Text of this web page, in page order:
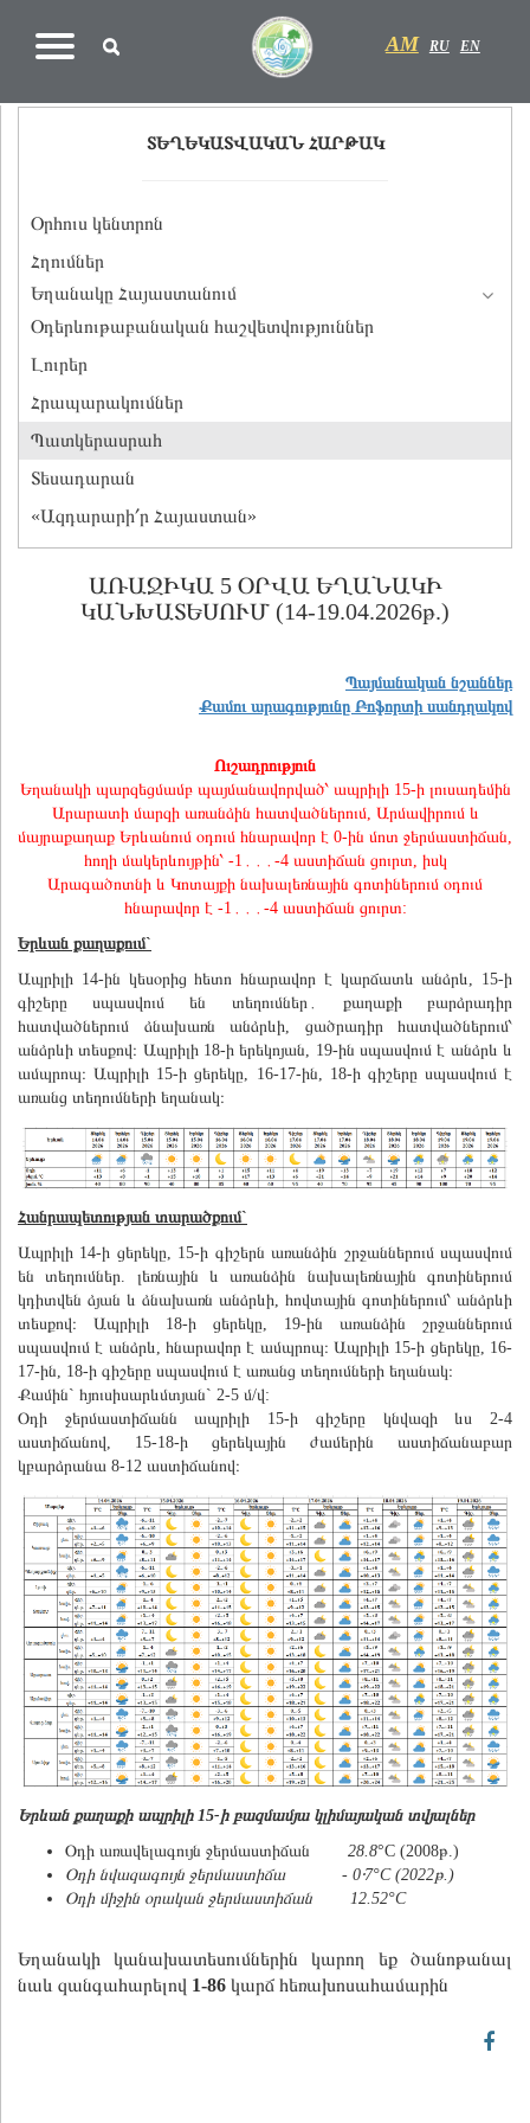
AM RU EN
ՏԵՂԵԿԱՏՎԱԿԱՆ ՀԱՐԹԱԿ
Օրհուս կենտրոն
Հղումներ
Եղանակը Հայաստանում
Օդերևութաբանական հաշվետվություններ
Լուրեր
Հրապարակումներ
Պատկերասրահ
Տեսադարան
«Ազդարարի՛ր Հայաստան»
ԱՌԱՋԻԿԱ 5 ՕՐՎԱ ԵՂԱՆԱԿԻ
ԿԱՆԽԱՏԵՍՈՒՄ (14-19.04.2026թ.)
Պայմանական նշաններ
Քամու արագությունը Բոֆորտի սանդղակով
Ուշադրություն
Եղանակի պարզեցմամբ պայմանավորված՝ ապրիլի 15-ի լուսադեմին
Արարատի մարզի առանձին հատվածներում, Արմավիրում և
մայրաքաղաք Երևանում օդում հնարավոր է 0-ին մոտ ջերմաստիճան,
հողի մակերևույթին՝ -1․․․-4 աստիճան ցուրտ, իսկ
Արագածոտնի և Կոտայքի նախալեռնային գոտիներում օդում
հնարավոր է -1․․․-4 աստիճան ցուրտ:
Երևան քաղաքում`
Ապրիլի 14-ին կեսօրից հետո հնարավոր է կարճատև անձրև, 15-ի
գիշերը սպասվում են տեղումներ․ քաղաքի բարձրադիր
հատվածներում ձնախառն անձրևի, ցածրադիր հատվածներում՝
անձրևի տեսքով։ Ապրիլի 18-ի երեկոյան, 19-ին սպասվում է անձրև և
ամպրոպ։ Ապրիլի 15-ի ցերեկը, 16-17-ին, 18-ի գիշերը սպասվում է
առանց տեղումների եղանակ։
Հանրապետության տարածքում`
Ապրիլի 14-ի ցերեկը, 15-ի գիշերն առանձին շրջաններում սպասվում
են տեղումներ. լեռնային և առանձին նախալեռնային գոտիներում
կդիտվեն ձյան և ձնախառն անձրևի, հովտային գոտիներում՝ անձրևի
տեսքով։ Ապրիլի 18-ի ցերեկը, 19-ին առանձին շրջաններում
սպասվում է անձրև, հնարավոր է ամպրոպ։ Ապրիլի 15-ի ցերեկը, 16-
17-ին, 18-ի գիշերը սպասվում է առանց տեղումների եղանակ։
Քամին` հյուսիսարևմտյան` 2-5 մ/վ:
Օդի ջերմաստիճանն ապրիլի 15-ի գիշերը կնվազի ևս 2-4
աստիճանով, 15-18-ի ցերեկային ժամերին աստիճանաբար
կբարձրանա 8-12 աստիճանով։
Երևան քաղաքի ապրիլի 15-ի բազմամյա կլիմայական տվյալներ
Օդի առավելագույն ջերմաստիճան
28.8°C (2008թ.)
Օդի նվազագույն ջերմաստիճա
- 0․7°C (2022թ.)
Օդի միջին օրական ջերմաստիճան
12.52°C
Եղանակի կանախատեսումներին կարող եք ծանոթանալ
նաև զանգահարելով 1-86 կարճ հեռախոսահամարին